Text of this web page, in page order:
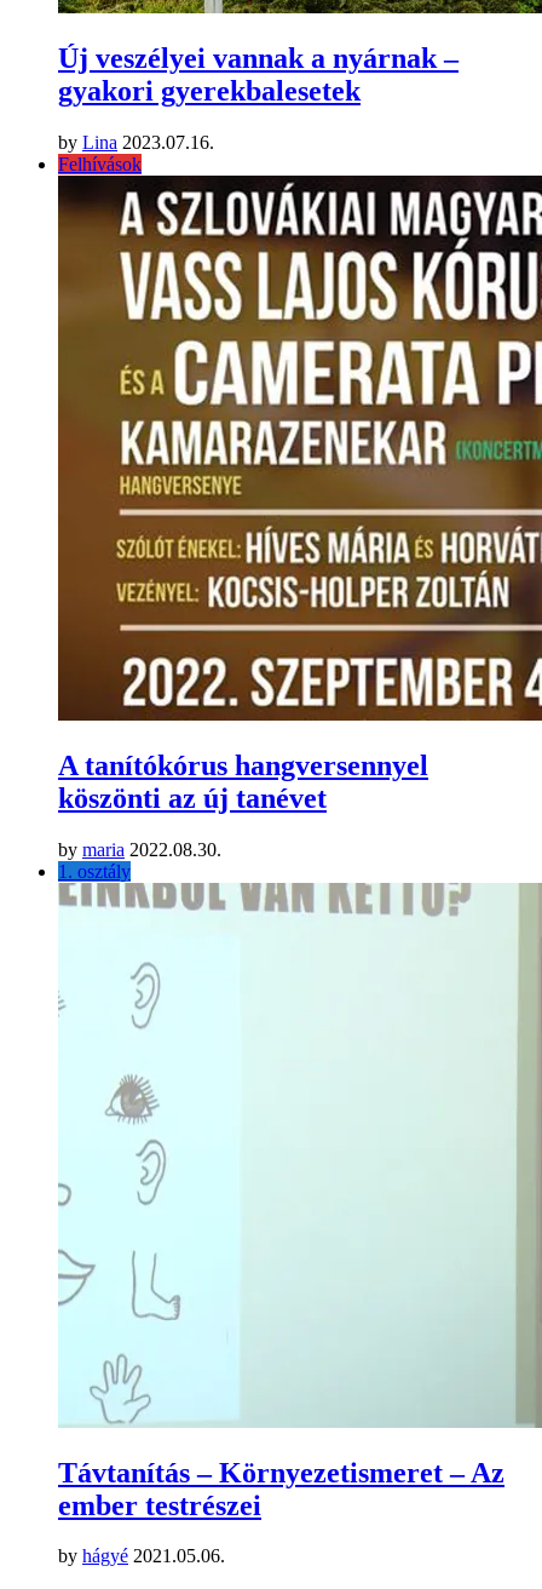
Új veszélyei vannak a nyárnak –
gyakori gyerekbalesetek
by Lina 2023.07.16.
Felhívások
A tanítókórus hangversennyel
köszönti az új tanévet
by maria 2022.08.30.
1. osztály
Távtanítás – Környezetismeret – Az
ember testrészei
by hágyé 2021.05.06.